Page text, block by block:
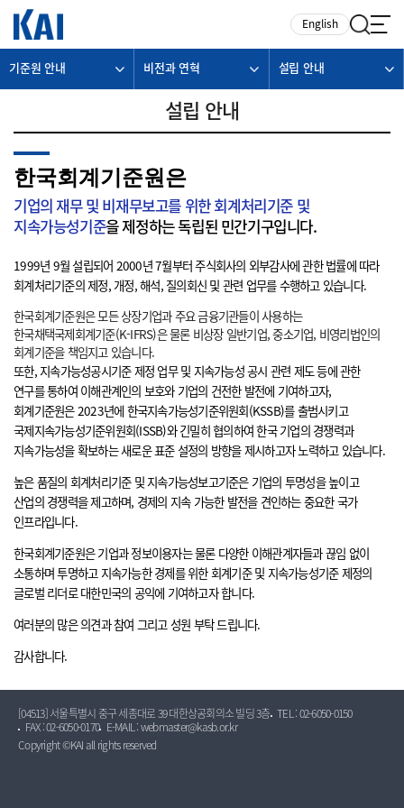
English
기준원 안내 비전과 연혁 설립 안내
설립 안내
한국회계기준원은
기업의 재무 및 비재무보고를 위한 회계처리기준 및
지속가능성기준을 제정하는 독립된 민간기구입니다.
1999년 9월 설립되어 2000년 7월부터 주식회사의 외부감사에 관한 법률에 따라
회계처리기준의 제정, 개정, 해석, 질의회신 및 관련 업무를 수행하고 있습니다.
한국회계기준원은 모든 상장기업과 주요 금융기관들이 사용하는
한국채택국제회계기준(K-IFRS)은 물론 비상장 일반기업, 중소기업, 비영리법인의
회계기준을 책임지고 있습니다.
또한, 지속가능성공시기준 제정 업무 및 지속가능성 공시 관련 제도 등에 관한
연구를 통하여 이해관계인의 보호와 기업의 건전한 발전에 기여하고자,
회계기준원은 2023년에 한국지속가능성기준위원회(KSSB)를 출범시키고
국제지속가능성기준위원회(ISSB)와 긴밀히 협의하여 한국 기업의 경쟁력과
지속가능성을 확보하는 새로운 표준 설정의 방향을 제시하고자 노력하고 있습니다.
높은 품질의 회계처리기준 및 지속가능성보고기준은 기업의 투명성을 높이고
산업의 경쟁력을 제고하며, 경제의 지속 가능한 발전을 견인하는 중요한 국가
인프라입니다.
한국회계기준원은 기업과 정보이용자는 물론 다양한 이해관계자들과 끊임 없이
소통하며 투명하고 지속가능한 경제를 위한 회계기준 및 지속가능성기준 제정의
글로벌 리더로 대한민국의 공익에 기여하고자 합니다.
여러분의 많은 의견과 참여 그리고 성원 부탁 드립니다.
감사합니다.
[04513] 서울특별시 중구 세종대로 39 대한상공회의소 빌딩 3층 TEL : 02-6050-0150
FAX : 02-6050-0170
E-MAIL : webmaster@kasb.or.kr
Copyright ©KAI all rights reserved